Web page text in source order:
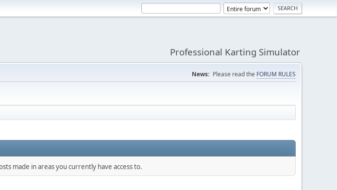
Professional Karting Simulator
News: Please read the FORUM RULES
made in areas you currently have access to.